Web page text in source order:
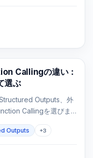
Callingの違い：
選ぶ
Outputs、外
Callingを選びま
Outputs +3